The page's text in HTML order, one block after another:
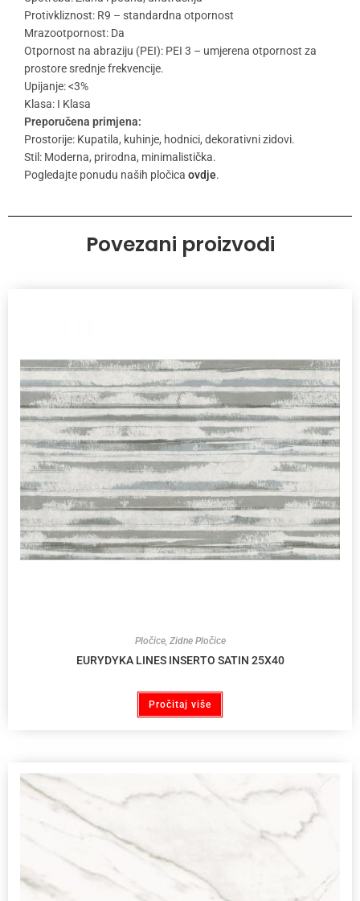
Protivkliznost: R9 – standardna otpornost
Mrazootpornost: Da
Otpornost na abraziju (PEI): PEI 3 – umjerena otpornost za
prostore srednje frekvencije.
Upijanje: <3%
Klasa: I Klasa
Preporučena primjena:
Prostorije: Kupatila, kuhinje, hodnici, dekorativni zidovi.
Stil: Moderna, prirodna, minimalistička.
Pogledajte ponudu naših pločica ovdje.
Povezani proizvodi
Pločice, Zidne Pločice
EURYDYKA LINES INSERTO SATIN 25X40
Pročitaj više